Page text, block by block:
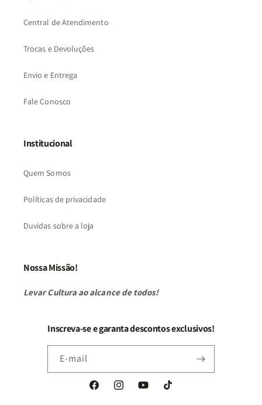
Central de Atendimento
Trocas e Devoluções
Envio e Entrega
Fale Conosco
Institucional
Quem Somos
Políticas de privacidade
Duvidas sobre a loja
Nossa Missão!
Levar Cultura ao alcance de todos!
Inscreva-se e garanta descontos exclusivos!
E-mail
FacebookInstagramYouTubeTikTok